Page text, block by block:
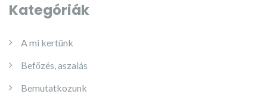
Kategóriák
A mi kertünk
Befőzés, aszalás
Bemutatkozunk